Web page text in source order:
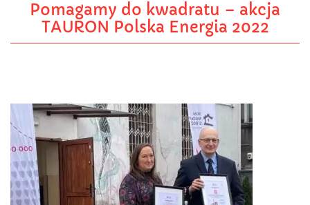
Pomagamy do kwadratu – akcja
TAURON Polska Energia 2022